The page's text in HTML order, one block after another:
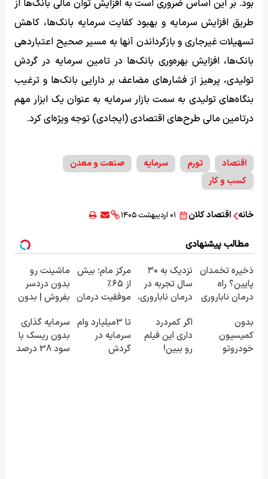
بود. بر این اساس ضروری است به افزایش توان مالی بانک‌ها از
طریق افزایش سرمایه و بهبود کفایت سرمایه بانک‌ها، کاهش
تسهیلات غیرجاری و بازگرداندن آنها به مسیر صحیح اعتباردهی
بانک‌ها، افزایش بهره‌وری بانک‌ها در تامین سرمایه در گردش
تولیدی، پرهیز از فشارهای مضاعف بر دارایی بانک‌ها و ترغیب
بنگاه‌های تولیدی به سمت بازار سرمایه به عنوان یک ابزار مهم
درتامین مالی طرح‌های اقتصادی (ایجادی) توجه ویژه‌ای کرد.
اقتصاد تورم سرمایه
صنعت و معدن
کسب و کار
خانه اقتصاد کلان ۰۱ اردیبهشت ۱۴۰۵
مطالب پیشنهادی
ذخیره تخمدان
پایین؟ راه
درمان ناباروری
است 🌱
نزدیک به ۳۰
سال تجربه در
درمان ناباروری،
فوق‌تخصصی
مام 👩‍⚕️
مرکز مام؛ بیش
از ۶۵٪
موفقیت درمان
خاورمیانه 🤰
ماشینت رو
بدون دردسر
بفروش | بدون
بدون
کمیسیون
خودروتو
اگر کمردرد
داری این فیلم
رو ببین!
تا 3میلیارد وام
سرمایه در
گردش
سرمایه گذاری
بدون ریسک با
سود 38 درصد